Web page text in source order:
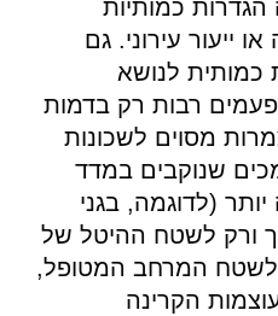
הגדרות כמותיות
ייעור עירוני. גם
כמותית לנושא
רבות רק בדמות
מסוים לשכונות
שנוקבים במדד
יותר (לדוגמה, בגני
ורק לשטח ההיטל של
המרחב המטופל,
הקרינה